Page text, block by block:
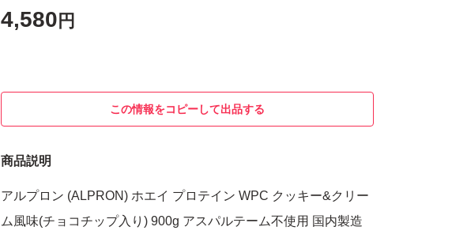
4,580 円
この情報をコピーして出品する
商品説明
アルプロン (ALPRON) ホエイ プロテイン WPC クッキー&クリー
ム風味(チョコチップ入り) 900g アスパルテーム不使用 国内製造